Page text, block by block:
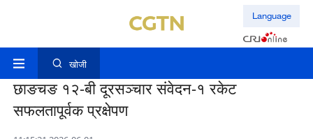
Language
खोजी
छाङचङ १२-बी दूरसञ्चार संवेदन-१ रकेट
सफलतापूर्वक प्रक्षेपण